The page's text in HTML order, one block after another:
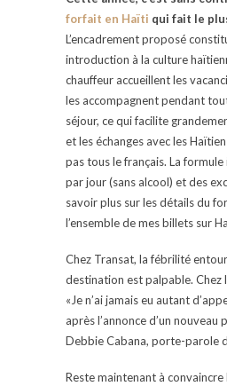
forfait en Haïti qui fait le
L’encadrement proposé
introduction à la culture
chauffeur accueillent les
les accompagnent pendant
séjour, ce qui facilite
et les échanges avec les
pas tous le français. La
par jour (sans alcool) et des
savoir plus sur les détails du
l’ensemble de mes billets sur
Chez Transat, la fébrilité
destination est palpable. Chez
«Je n’ai jamais eu autant
après l’annonce d’un nouveau
Debbie Cabana, porte-parole
Reste maintenant à